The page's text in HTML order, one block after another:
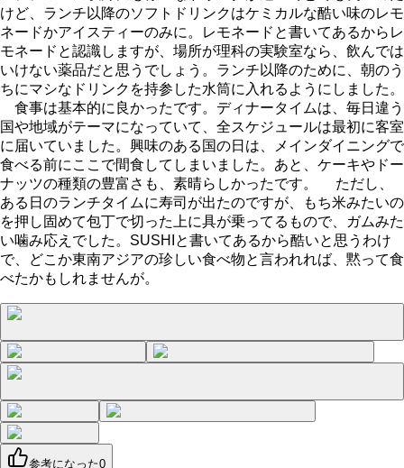
けど、ランチ以降のソフトドリンクはケミカルな酷い味のレモ
ネードかアイスティーのみに。レモネードと書いてあるからレ
モネードと認識しますが、場所が理科の実験室なら、飲んでは
いけない薬品だと思うでしょう。ランチ以降のために、朝のう
ちにマシなドリンクを持参した水筒に入れるようにしました。
食事は基本的に良かったです。ディナータイムは、毎日違う
国や地域がテーマになっていて、全スケジュールは最初に客室
に届いていました。興味のある国の日は、メインダイニングで
食べる前にここで間食してしまいました。あと、ケーキやドー
ナッツの種類の豊富さも、素晴らしかったです。 ただし、
ある日のランチタイムに寿司が出たのですが、もち米みたいの
を押し固めて包丁で切った上に具が乗ってるもので、ガムみた
い噛み応えでした。SUSHIと書いてあるから酷いと思うわけ
で、どこか東南アジアの珍しい食べ物と言われれば、黙って食
べたかもしれませんが。
参考になった0